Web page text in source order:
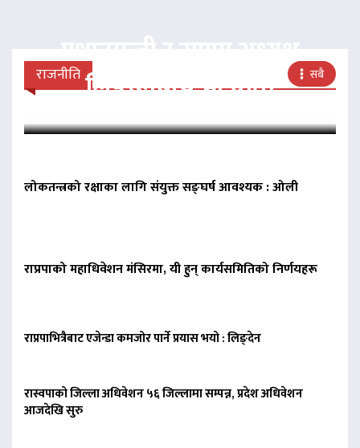
राजनीति सबै
प्रधानमन्त्री र राप्रपा अध्यक्ष
लिङदेनबीच भेटवार्ता
लोकतन्त्रको रक्षाका लागि संयुक्त सङ्घर्ष आवश्यक : ओली
राप्रपाको महाधिवेशन मंसिरमा, यी हुन् कार्यसमितिको निर्णयहरू
राप्रपाभित्रैबाट एजेन्डा कमजोर पार्ने प्रयास भयो : लिङ्देन
रास्वपाको जिल्ला अधिवेशन ५६ जिल्लामा सम्पन्न, प्रदेश अधिवेशन
आजदेखि सुरु